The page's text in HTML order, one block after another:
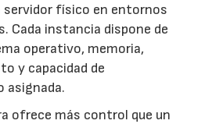
servidor físico en entornos
Cada instancia dispone de
operativo, memoria,
y capacidad de
asignada.
ofrece más control que un